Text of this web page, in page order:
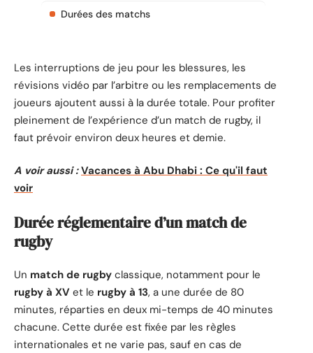
Durées des matchs
Les interruptions de jeu pour les blessures, les
révisions vidéo par l’arbitre ou les remplacements de
joueurs ajoutent aussi à la durée totale. Pour profiter
pleinement de l’expérience d’un match de rugby, il
faut prévoir environ deux heures et demie.
A voir aussi : Vacances à Abu Dhabi : Ce qu'il faut
voir
Durée réglementaire d’un match de
rugby
Un match de rugby classique, notamment pour le
rugby à XV et le rugby à 13, a une durée de 80
minutes, réparties en deux mi-temps de 40 minutes
chacune. Cette durée est fixée par les règles
internationales et ne varie pas, sauf en cas de